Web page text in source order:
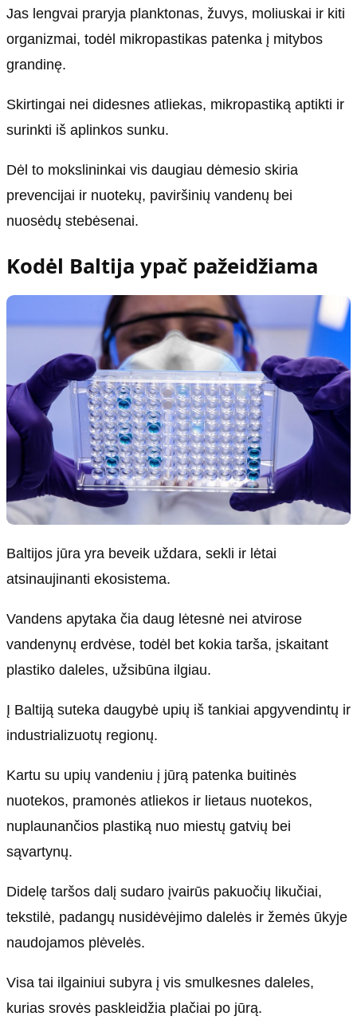
Jas lengvai praryja planktonas, žuvys, moliuskai ir kiti
organizmai, todėl mikropastikas patenka į mitybos
grandinę.
Skirtingai nei didesnes atliekas, mikropastiką aptikti ir
surinkti iš aplinkos sunku.
Dėl to mokslininkai vis daugiau dėmesio skiria
prevencijai ir nuotekų, paviršinių vandenų bei
nuosėdų stebėsenai.
Kodėl Baltija ypač pažeidžiama
Baltijos jūra yra beveik uždara, sekli ir lėtai
atsinaujinanti ekosistema.
Vandens apytaka čia daug lėtesnė nei atvirose
vandenynų erdvėse, todėl bet kokia tarša, įskaitant
plastiko daleles, užsibūna ilgiau.
Į Baltiją suteka daugybė upių iš tankiai apgyvendintų ir
industrializuotų regionų.
Kartu su upių vandeniu į jūrą patenka buitinės
nuotekos, pramonės atliekos ir lietaus nuotekos,
nuplaunančios plastiką nuo miestų gatvių bei
sąvartynų.
Didelę taršos dalį sudaro įvairūs pakuočių likučiai,
tekstilė, padangų nusidėvėjimo dalelės ir žemės ūkyje
naudojamos plėvelės.
Visa tai ilgainiui subyra į vis smulkesnes daleles,
kurias srovės paskleidžia plačiai po jūrą.